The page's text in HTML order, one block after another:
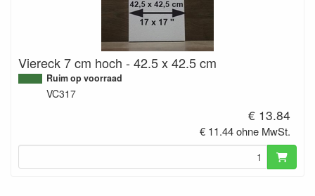
Viereck 7 cm hoch - 42.5 x 42.5 cm
Ruim op voorraad
VC317
€ 13.84
€ 11.44 ohne MwSt.